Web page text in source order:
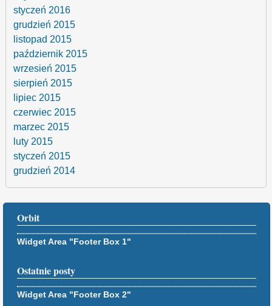
styczeń 2016
grudzień 2015
listopad 2015
październik 2015
wrzesień 2015
sierpień 2015
lipiec 2015
czerwiec 2015
marzec 2015
luty 2015
styczeń 2015
grudzień 2014
Orbit
Widget Area "Footer Box 1"
Ostatnie posty
Widget Area "Footer Box 2"